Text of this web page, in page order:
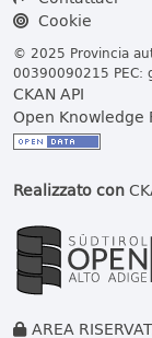
Cookie
© 2025 Provincia
00390090215 PEC:
CKAN API
Open Knowledge
Realizzato con
AREA